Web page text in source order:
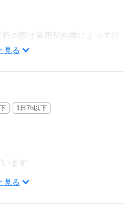
の際は雇用契約書によって行
見る
1日7h以下
ます
見る